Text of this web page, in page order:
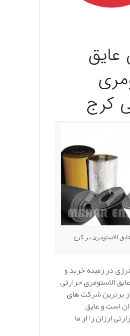
عایق
کرج
الاستومری در کرج
در زمینه خرید و
الاستومری حرارتی
برترین شرکت های
است و عایق
ارزان را از ما